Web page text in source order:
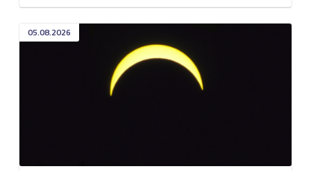
05.08.2026